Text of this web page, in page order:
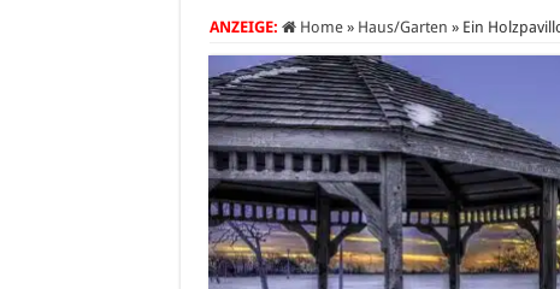
ANZEIGE: Home » Haus/Garten » Ein